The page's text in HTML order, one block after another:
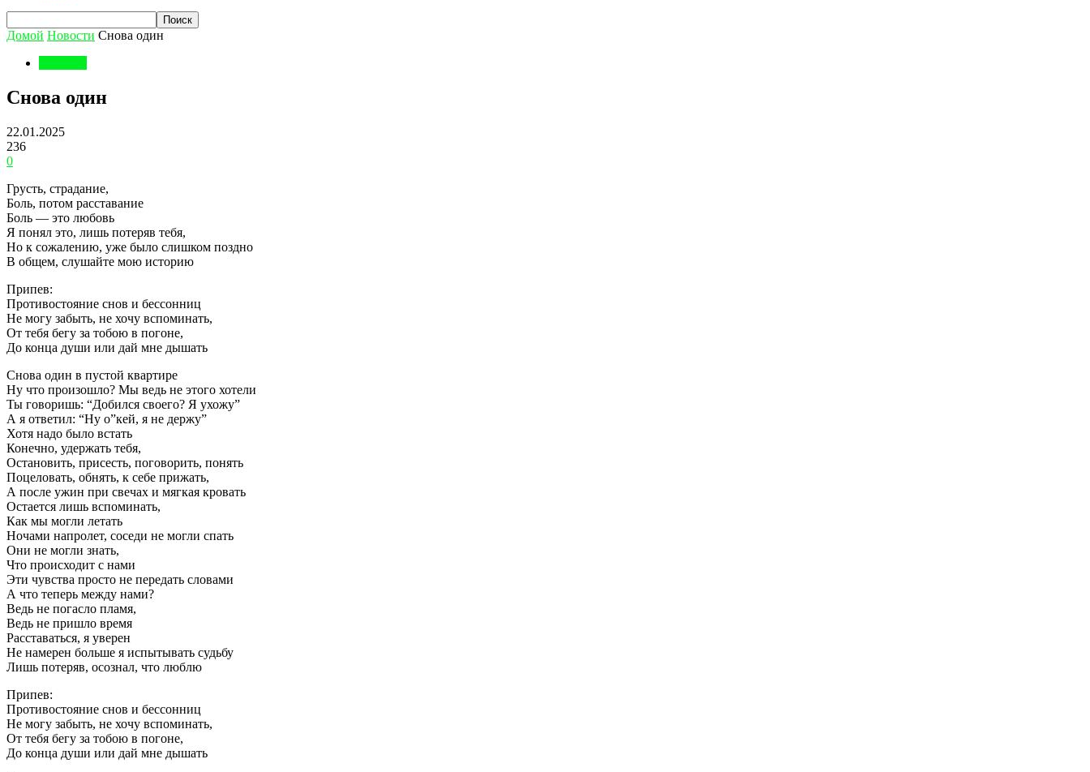
Домой Новости Снова один
Снова один
22.01.2025
236
0
Грусть, страдание,
Боль, потом расставание
Боль — это любовь
Я понял это, лишь потеряв тебя,
Но к сожалению, уже было слишком поздно
В общем, слушайте мою историю
Припев:
Противостояние снов и бессонниц
Не могу забыть, не хочу вспоминать,
От тебя бегу за тобою в погоне,
До конца души или дай мне дышать
Снова один в пустой квартире
Ну что произошло? Мы ведь не этого хотели
Ты говоришь: “Добился своего? Я ухожу”
А я ответил: “Ну о”кей, я не держу”
Хотя надо было встать
Конечно, удержать тебя,
Остановить, присесть, поговорить, понять
Поцеловать, обнять, к себе прижать,
А после ужин при свечах и мягкая кровать
Остается лишь вспоминать,
Как мы могли летать
Ночами напролет, соседи не могли спать
Они не могли знать,
Что происходит с нами
Эти чувства просто не передать словами
А что теперь между нами?
Ведь не погасло пламя,
Ведь не пришло время
Расставаться, я уверен
Не намерен больше я испытывать судьбу
Лишь потеряв, осознал, что люблю
Припев:
Противостояние снов и бессонниц
Не могу забыть, не хочу вспоминать,
От тебя бегу за тобою в погоне,
До конца души или дай мне дышать